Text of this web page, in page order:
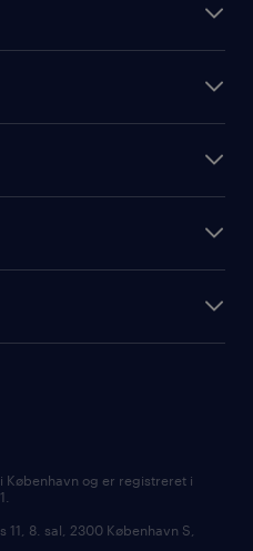
København og er registreret i
11, 8. sal, 2300 København S,